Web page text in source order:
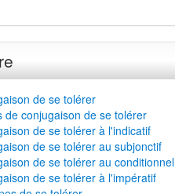
de se tolérer
de conjugaison de se tolérer
de se tolérer à l'indicatif
de se tolérer au subjonctif
de se tolérer au conditionnel
de se tolérer à l'impératif